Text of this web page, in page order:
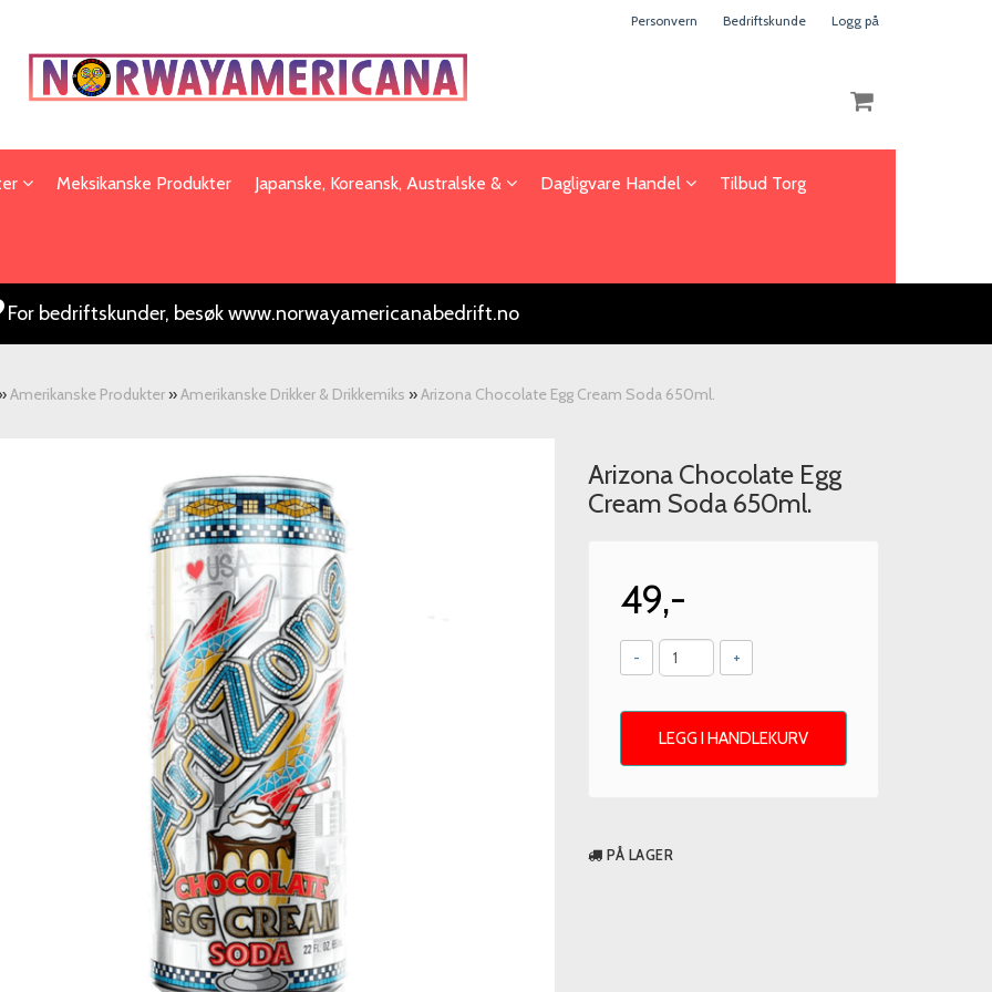
Personvern Bedriftskunde Logg på
Meksikanske Produkter Japanske, Koreansk, Australske & Dagligvare Handel Tilbud Torg
For bedriftskunder, besøk www.norwayamericanabedrift.no
»Amerikanske Produkter»Amerikanske Drikker & Drikkemiks »Arizona Chocolate Egg Cream Soda 650ml.
Arizona Chocolate Egg
Cream Soda 650ml.
49,-
- +
LEGG I HANDLEKURV
PÅ LAGER